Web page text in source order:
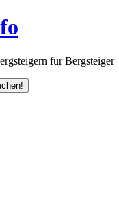
für Bergsteiger